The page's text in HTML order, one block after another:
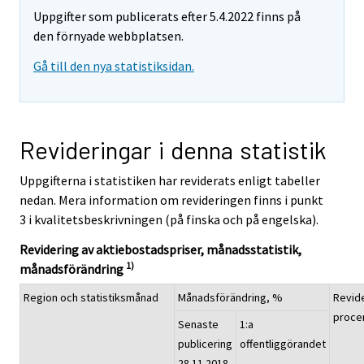
Uppgifter som publicerats efter 5.4.2022 finns på
den förnyade webbplatsen.
Gå till den nya statistiksidan.
Revideringar i denna statistik
Uppgifterna i statistiken har reviderats enligt tabeller
nedan. Mera information om revideringen finns i punkt
3 i kvalitetsbeskrivningen (på finska och på engelska).
Revidering av aktiebostadspriser, månadsstatistik,
månadsförändring 1)
Region och statistiksmånad Månadsförändring, %
Senaste
publicering
1:a
offentliggörandet